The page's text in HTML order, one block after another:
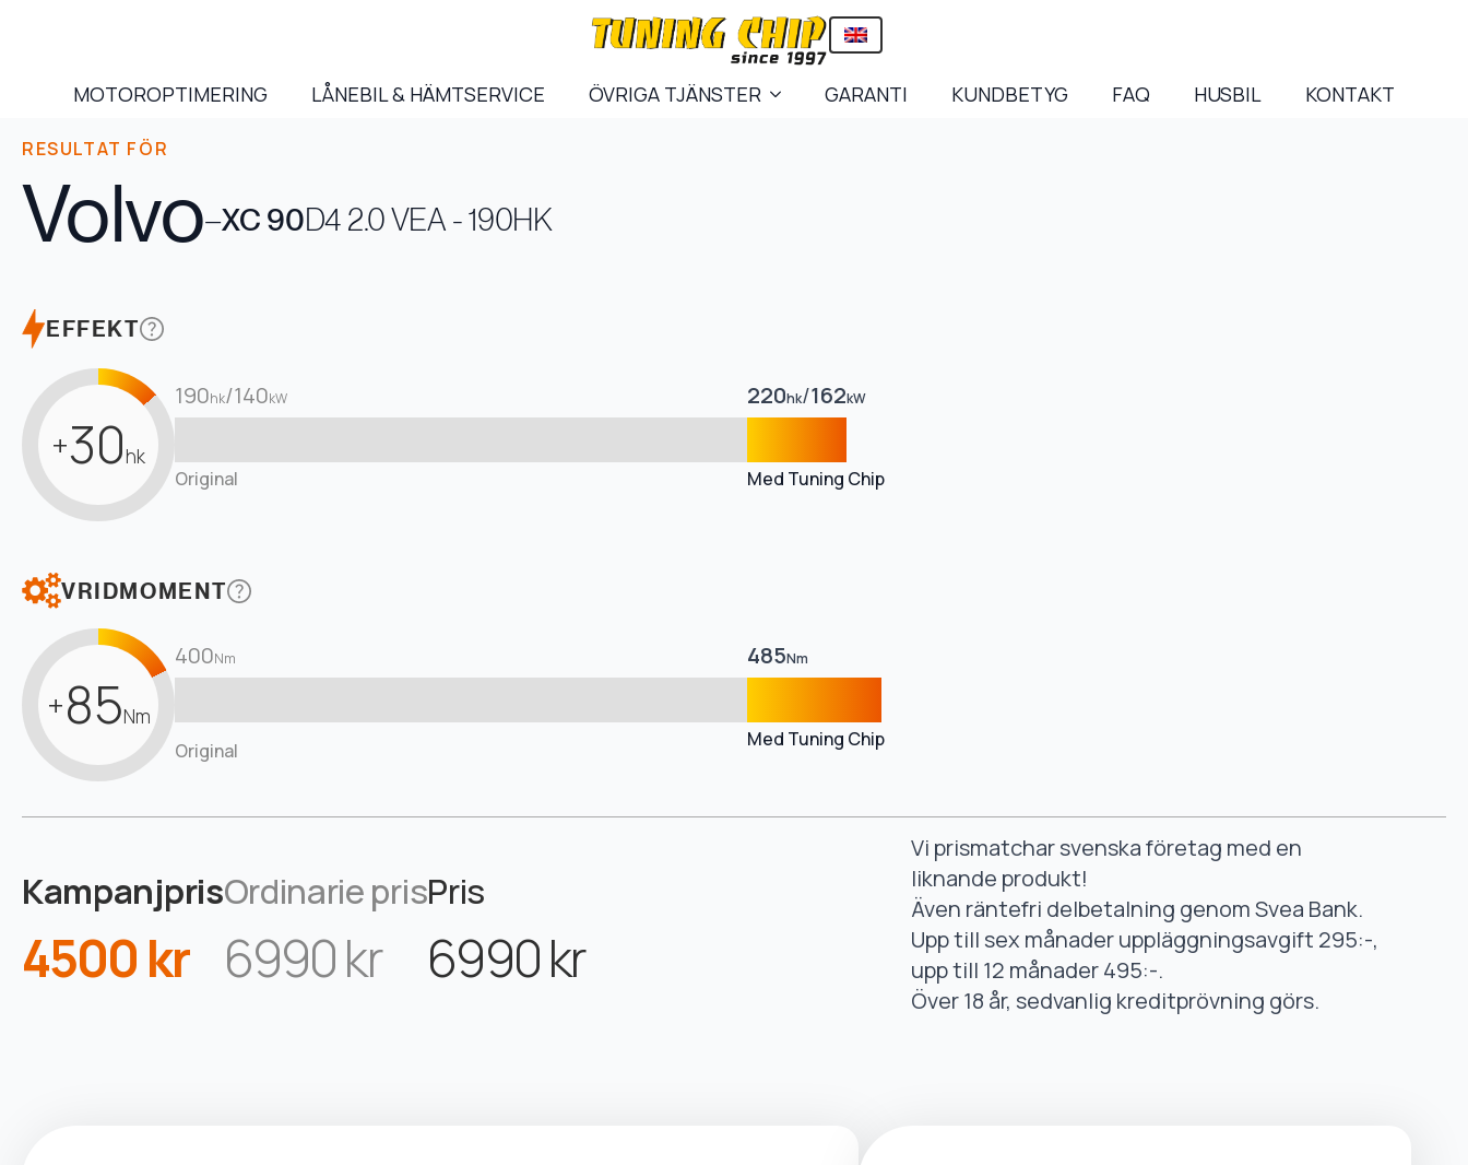
MOTOROPTIMERING LÅNEBIL & HÄMTSERVICE ÖVRIGA TJÄNSTER GARANTI KUNDBETYG FAQ HUSBIL KONTAKT
RESULTAT FÖR
Volvo–XC 90D4 2.0 VEA - 190HK
EFFEKT
+30hk
190hk/140kW 220hk/162kW
Original Med Tuning Chip
VRIDMOMENT
+85Nm
400Nm 485Nm
Original Med Tuning Chip
Kampanjpris
4500 kr
Ordinarie pris
6990 kr
Pris
6990 kr
Vi prismatchar svenska företag med en
liknande produkt!
Även räntefri delbetalning genom Svea Bank.
Upp till sex månader uppläggningsavgift 295:-,
upp till 12 månader 495:-.
Över 18 år, sedvanlig kreditprövning görs.